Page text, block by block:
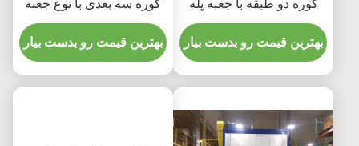
کوره دو طبقه با جعبه پله
بهترین قیمت رو بدست بیار
کوره سه بعدی با نوع جعبه
قدم
بهترین قیمت رو بدست بیار